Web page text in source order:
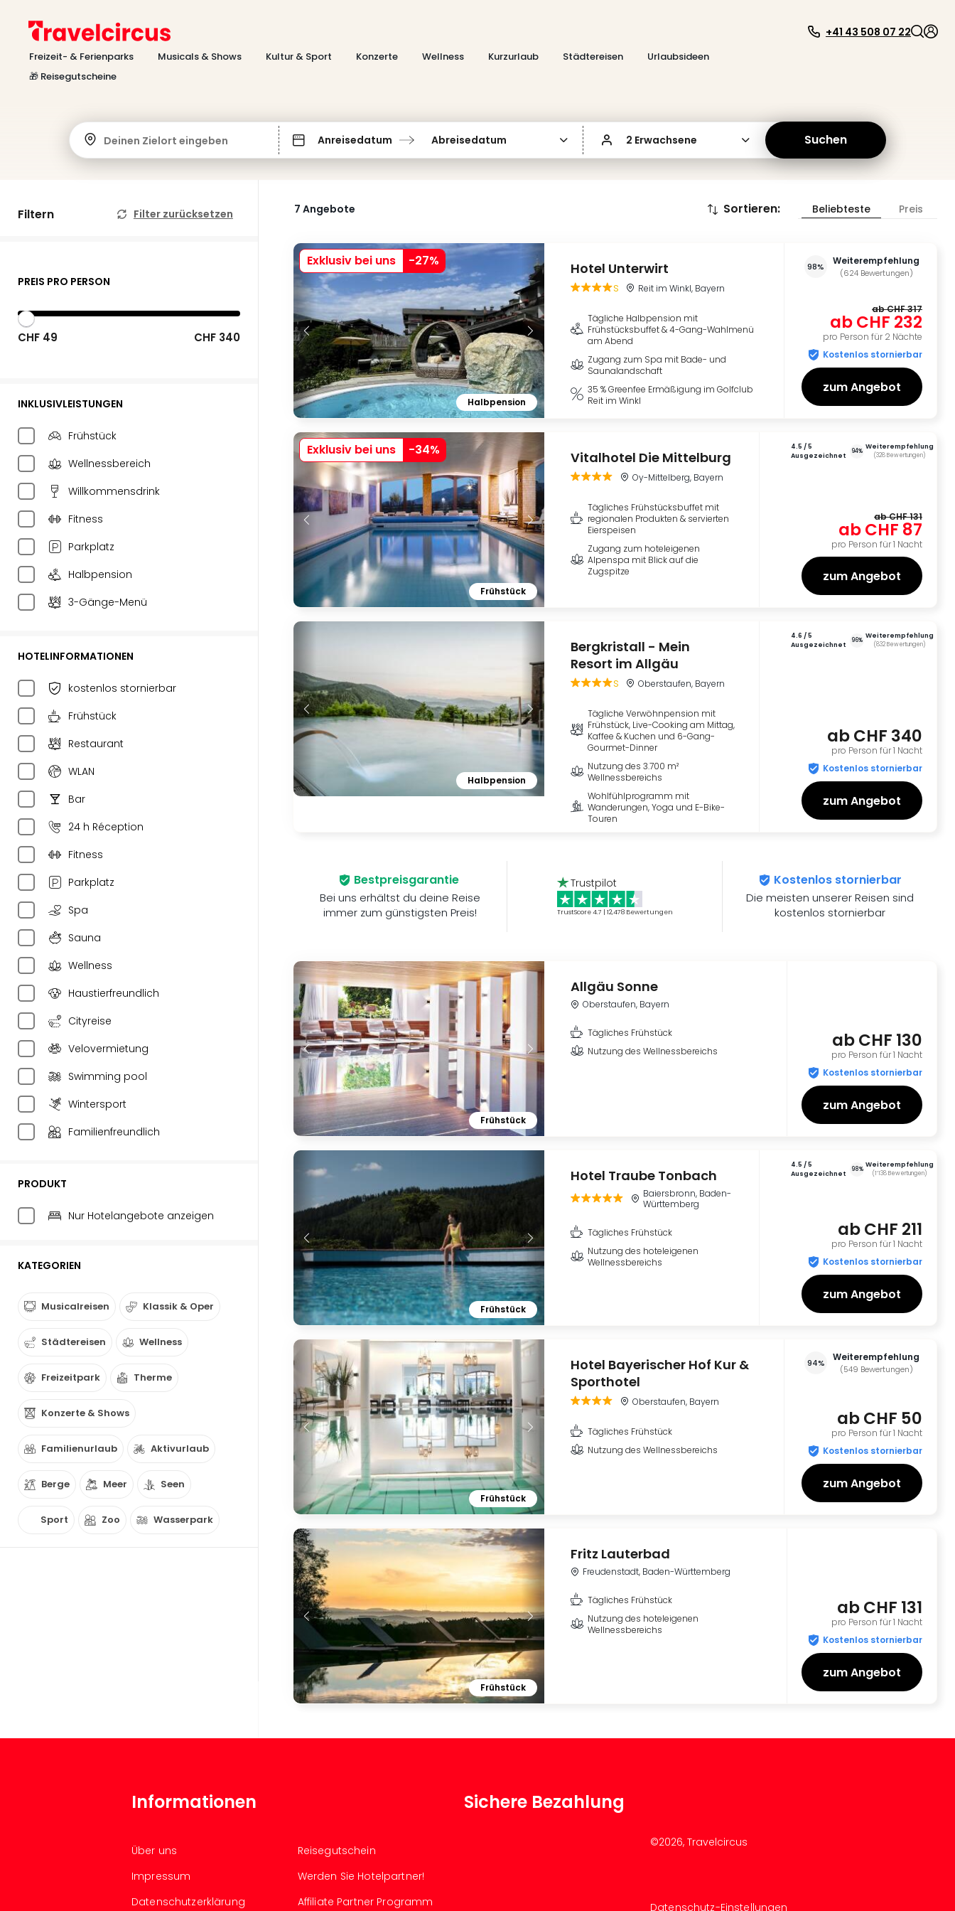
Freizeit- & Ferienparks Musicals & Shows Kultur & Sport Konzerte Wellness Kurzurlaub Städtereisen
Urlaubsideen
🎁 Reisegutscheine
+41 43 508 07 22
Deinen Zielort eingeben Anreisedatum Abreisedatum 2 Erwachsene Suchen
Filtern Filter zurücksetzen
PREIS PRO PERSON
CHF 49 CHF 340
INKLUSIVLEISTUNGEN
Frühstück
Wellnessbereich
Willkommensdrink
Fitness
Parkplatz
Halbpension
3-Gänge-Menü
HOTELINFORMATIONEN
kostenlos stornierbar
Frühstück
Restaurant
WLAN
Bar
24 h Réception
Fitness
Parkplatz
Spa
Sauna
Wellness
Haustierfreundlich
Cityreise
Velovermietung
Swimming pool
Wintersport
Familienfreundlich
PRODUKT
Nur Hotelangebote anzeigen
KATEGORIEN
Musicalreisen Klassik & Oper
Städtereisen Wellness
Freizeitpark Therme
Konzerte & Shows
Familienurlaub Aktivurlaub
Berge Meer Seen
Sport Zoo Wasserpark
7 Angebote Sortieren: Beliebteste Preis
Halbpension
Exklusiv bei uns -27% Hotel Unterwirt
s Reit im Winkl, Bayern
Tägliche Halbpension mit
Frühstücksbuffet & 4-Gang-Wahlmenü
am Abend
Zugang zum Spa mit Bade- und
Saunalandschaft
35 % Greenfee Ermäßigung im Golfclub
Reit im Winkl
98% Weiterempfehlung
(624 Bewertungen)
abCHF 317
abCHF 232
pro Person für 2 Nächte
Kostenlos stornierbar
zum Angebot
Frühstück
Exklusiv bei uns -34% Vitalhotel Die Mittelburg
Oy-Mittelberg, Bayern
Tägliches Frühstücksbuffet mit
regionalen Produkten & servierten
Eierspeisen
Zugang zum hoteleigenen
Alpenspa mit Blick auf die
Zugspitze
4.5 / 5
ausgezeichnet
94% Weiterempfehlung
(328Bewertungen)
abCHF 131
abCHF 87
pro Person für 1 Nacht
zum Angebot
Halbpension
Bergkristall - Mein
Resort im Allgäu
s Oberstaufen, Bayern
Tägliche Verwöhnpension mit
Frühstück, Live-Cooking am Mittag,
Kaffee & Kuchen und 6-Gang-
Gourmet-Dinner
Nutzung des 3.700 m²
Wellnessbereichs
Wohlfühlprogramm mit
Wanderungen, Yoga und E-Bike-
Touren
4.6 / 5
ausgezeichnet
96% Weiterempfehlung
(832Bewertungen)
abCHF 340
pro Person für 1 Nacht
Kostenlos stornierbar
zum Angebot
Bestpreisgarantie
Bei uns erhältst du deine Reise
immer zum günstigsten Preis!
Trustpilot
TrustScore 4.7 | 12,478 Bewertungen
Kostenlos stornierbar
Die meisten unserer Reisen sind
kostenlos stornierbar
Frühstück
Allgäu Sonne
Oberstaufen, Bayern
Tägliches Frühstück
Nutzung des Wellnessbereichs
abCHF 130
pro Person für 1 Nacht
Kostenlos stornierbar
zum Angebot
Frühstück
Hotel Traube Tonbach
Baiersbronn, Baden-
Württemberg
Tägliches Frühstück
Nutzung des hoteleigenen
Wellnessbereichs
4.5 / 5
ausgezeichnet
98% Weiterempfehlung
(1’138Bewertungen)
abCHF 211
pro Person für 1 Nacht
Kostenlos stornierbar
zum Angebot
Frühstück
Hotel Bayerischer Hof Kur &
Sporthotel
Oberstaufen, Bayern
Tägliches Frühstück
Nutzung des Wellnessbereichs
94% Weiterempfehlung
(549 Bewertungen)
abCHF 50
pro Person für 1 Nacht
Kostenlos stornierbar
zum Angebot
Frühstück
Fritz Lauterbad
Freudenstadt, Baden-Württemberg
Tägliches Frühstück
Nutzung des hoteleigenen
Wellnessbereichs
abCHF 131
pro Person für 1 Nacht
Kostenlos stornierbar
zum Angebot
Informationen
Über uns
Impressum
Datenschutzerklärung
Reisegutschein
Werden Sie Hotelpartner!
Affiliate Partner Programm
Sichere Bezahlung
©2026, Travelcircus
Datenschutz-Einstellungen